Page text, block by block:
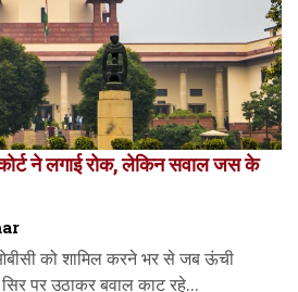
ने लगाई रोक, लेकिन सवाल जस के
को शामिल करने भर से जब ऊंची
पर उठाकर बवाल काट रहे...